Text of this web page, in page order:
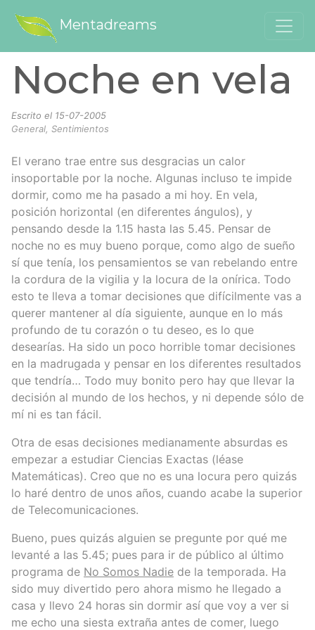
Mentadreams
Noche en vela
Escrito el 15-07-2005
General, Sentimientos
El verano trae entre sus desgracias un calor
insoportable por la noche. Algunas incluso te impide
dormir, como me ha pasado a mi hoy. En vela,
posición horizontal (en diferentes ángulos), y
pensando desde la 1.15 hasta las 5.45. Pensar de
noche no es muy bueno porque, como algo de sueño
sí que tenía, los pensamientos se van rebelando entre
la cordura de la vigilia y la locura de la onírica. Todo
esto te lleva a tomar decisiones que difícilmente vas a
querer mantener al día siguiente, aunque en lo más
profundo de tu corazón o tu deseo, es lo que
desearías. Ha sido un poco horrible tomar decisiones
en la madrugada y pensar en los diferentes resultados
que tendría… Todo muy bonito pero hay que llevar la
decisión al mundo de los hechos, y ni depende sólo de
mí ni es tan fácil.
Otra de esas decisiones medianamente absurdas es
empezar a estudiar Ciencias Exactas (léase
Matemáticas). Creo que no es una locura pero quizás
lo haré dentro de unos años, cuando acabe la superior
de Telecomunicaciones.
Bueno, pues quizás alguien se pregunte por qué me
levanté a las 5.45; pues para ir de público al último
programa de No Somos Nadie de la temporada. Ha
sido muy divertido pero ahora mismo he llegado a
casa y llevo 24 horas sin dormir así que voy a ver si
me echo una siesta extraña antes de comer, luego